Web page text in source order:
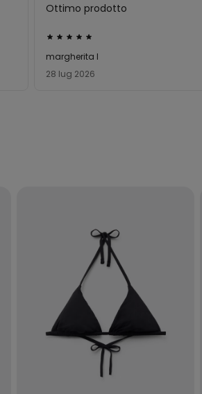
Valutato
5
su
Ottimo prodotto
28 lug 2026
margherita l